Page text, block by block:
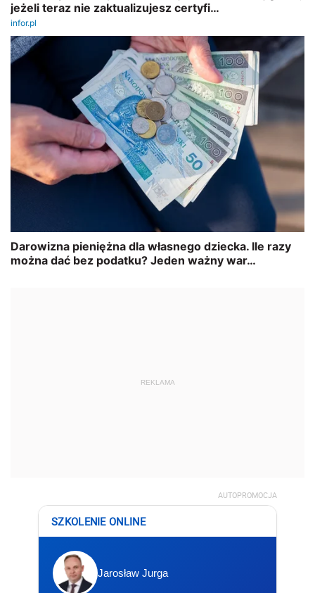
REKLAMA
AUTOPROMOCJA
SZKOLENIE ONLINE
Jarosław Jurga